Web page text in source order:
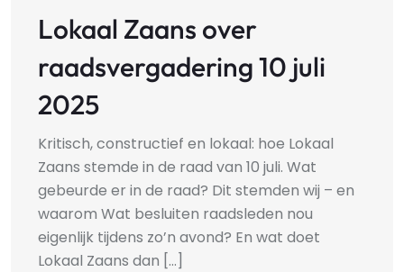
Lokaal Zaans over
raadsvergadering 10 juli
2025
Kritisch, constructief en lokaal: hoe Lokaal
Zaans stemde in de raad van 10 juli. Wat
gebeurde er in de raad? Dit stemden wij – en
waarom Wat besluiten raadsleden nou
eigenlijk tijdens zo’n avond? En wat doet
Lokaal Zaans dan [...]